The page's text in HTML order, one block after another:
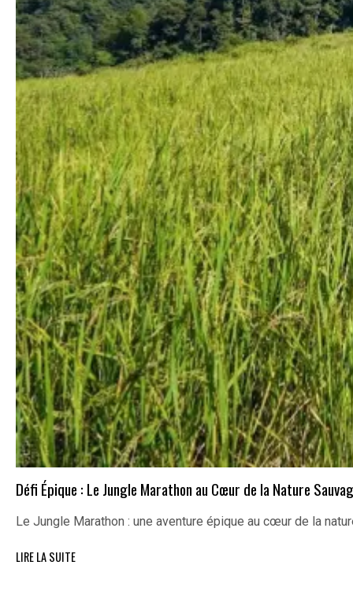
Défi Épique : Le Jungle Marathon au Cœur de la Nature
Le Jungle Marathon : une aventure épique au cœur de la
LIRE LA SUITE